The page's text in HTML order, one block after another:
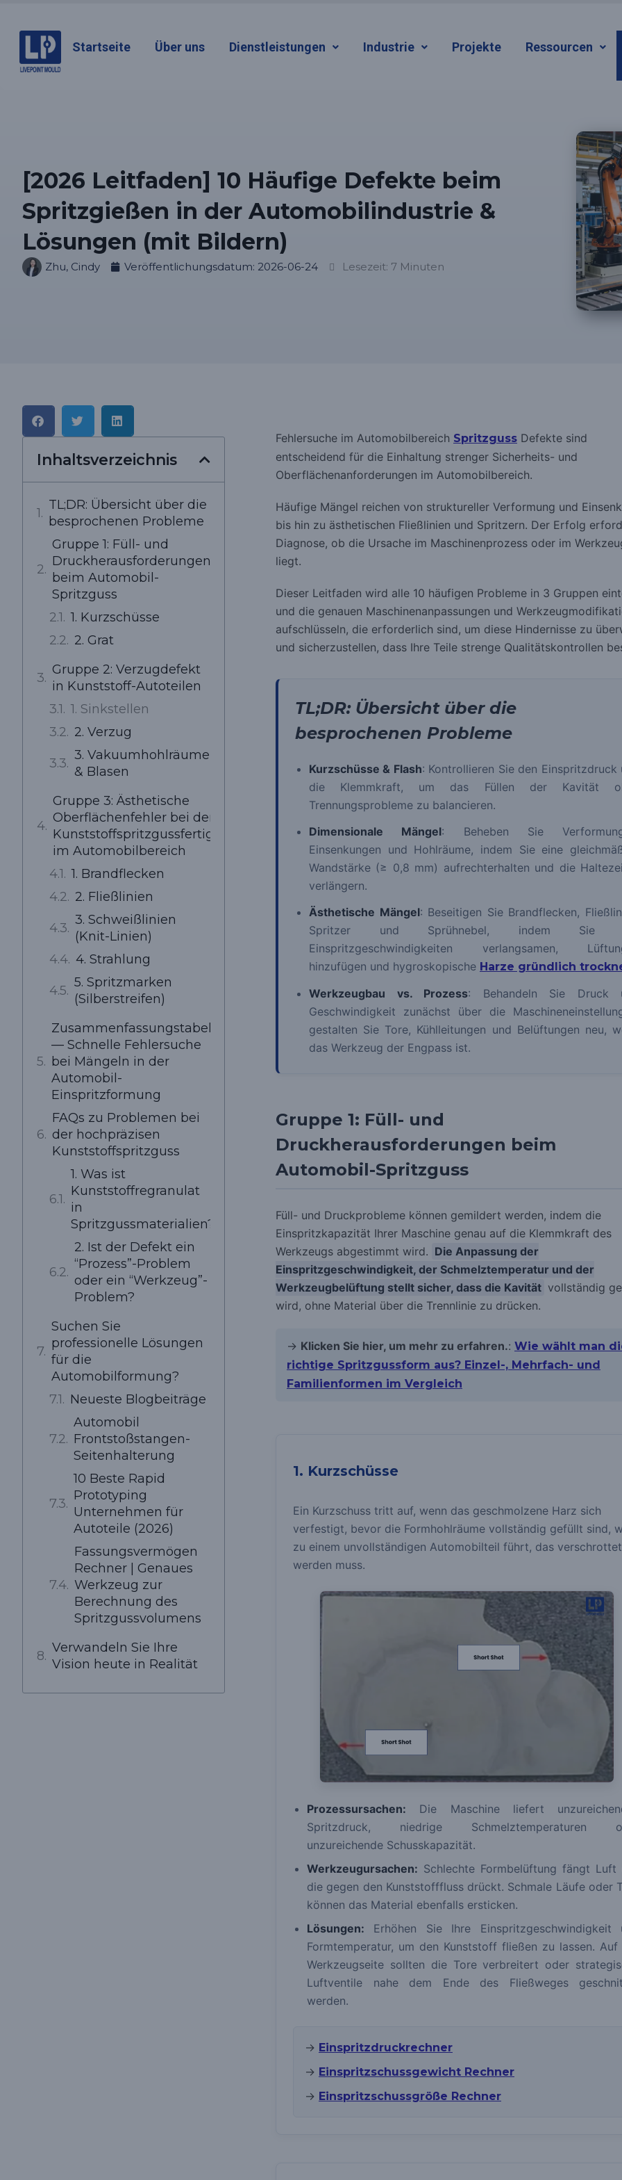
Startseite Über uns Dienstleistungen Industrie Projekte Ressourcen
[2026 Leitfaden] 10 Häufige Defekte beim
Spritzgießen in der Automobilindustrie &
Lösungen (mit Bildern)
Zhu, Cindy Veröffentlichungsdatum: 2026-06-24 Lesezeit: 7 Minuten
Inhaltsverzeichnis
TL;DR: Übersicht über die
besprochenen Probleme
Gruppe 1: Füll- und
Druckherausforderungen
beim Automobil-
Spritzguss
1. Kurzschüsse
2. Grat
Gruppe 2: Verzugdefekt
in Kunststoff-Autoteilen
1. Sinkstellen
2. Verzug
3. Vakuumhohlräume
& Blasen
Gruppe 3: Ästhetische
Oberflächenfehler bei der
Kunststoffspritzgussfertigung
im Automobilbereich
1. Brandflecken
2. Fließlinien
3. Schweißlinien
(Knit-Linien)
4. Strahlung
5. Spritzmarken
(Silberstreifen)
Zusammenfassungstabelle
— Schnelle Fehlersuche
bei Mängeln in der
Automobil-
Einspritzformung
FAQs zu Problemen bei
der hochpräzisen
Kunststoffspritzguss
1. Was ist
Kunststoffregranulat
in
Spritzgussmaterialien?
2. Ist der Defekt ein
“Prozess”-Problem
oder ein “Werkzeug”-
Problem?
Suchen Sie
professionelle Lösungen
für die
Automobilformung?
Neueste Blogbeiträge
Automobil
Frontstoßstangen-
Seitenhalterung
10 Beste Rapid
Prototyping
Unternehmen für
Autoteile (2026)
Fassungsvermögen
Rechner | Genaues
Werkzeug zur
Berechnung des
Spritzgussvolumens
Verwandeln Sie Ihre
Vision heute in Realität
Fehlersuche im Automobilbereich Spritzguss Defekte sind
entscheidend für die Einhaltung strenger Sicherheits- und
Oberflächenanforderungen im Automobilbereich.
Häufige Mängel reichen von struktureller Verformung und
bis hin zu ästhetischen Fließlinien und Spritzern. Der Erfolg
Diagnose, ob die Ursache im Maschinenprozess oder im
liegt.
Dieser Leitfaden wird alle 10 häufigen Probleme in 3 Gruppen
und die genauen Maschinenanpassungen und
aufschlüsseln, die erforderlich sind, um diese Hindernisse zu
und sicherzustellen, dass Ihre Teile strenge Qualitätskontrollen
TL;DR: Übersicht über die
besprochenen Probleme
Kurzschüsse & Flash: Kontrollieren Sie den Einspritzdruck
die Klemmkraft, um das Füllen der Kavität
Trennungsprobleme zu balancieren.
Dimensionale Mängel: Beheben Sie
Einsenkungen und Hohlräume, indem Sie eine
Wandstärke (≥ 0,8 mm) aufrechterhalten und die
verlängern.
Ästhetische Mängel: Beseitigen Sie Brandflecken,
Spritzer und Sprühnebel, indem Sie
Einspritzgeschwindigkeiten verlangsamen,
hinzufügen und hygroskopische Harze gründlich
Werkzeugbau vs. Prozess: Behandeln Sie Druck
Geschwindigkeit zunächst über die
gestalten Sie Tore, Kühlleitungen und Belüftungen neu,
das Werkzeug der Engpass ist.
Gruppe 1: Füll- und
Druckherausforderungen beim
Automobil-Spritzguss
Füll- und Druckprobleme können gemildert werden, indem die
Einspritzkapazität Ihrer Maschine genau auf die Klemmkraft des
Werkzeugs abgestimmt wird. Die Anpassung der
Einspritzgeschwindigkeit, der Schmelztemperatur und der
Werkzeugbelüftung stellt sicher, dass die Kavität vollständig
wird, ohne Material über die Trennlinie zu drücken.
→ Klicken Sie hier, um mehr zu erfahren.: Wie wählt man
richtige Spritzgussform aus? Einzel-, Mehrfach- und
Familienformen im Vergleich
1. Kurzschüsse
Ein Kurzschuss tritt auf, wenn das geschmolzene Harz sich
verfestigt, bevor die Formhohlräume vollständig gefüllt sind,
zu einem unvollständigen Automobilteil führt, das verschrottet
werden muss.
Prozessursachen: Die Maschine liefert
Spritzdruck, niedrige Schmelztemperaturen
unzureichende Schusskapazität.
Werkzeugursachen: Schlechte Formbelüftung fängt Luft
die gegen den Kunststofffluss drückt. Schmale Läufe oder
können das Material ebenfalls ersticken.
Lösungen: Erhöhen Sie Ihre Einspritzgeschwindigkeit
Formtemperatur, um den Kunststoff fließen zu lassen. Auf
Werkzeugseite sollten die Tore verbreitert oder
Luftventile nahe dem Ende des Fließweges
werden.
→ Einspritzdruckrechner
→ Einspritzschussgewicht Rechner
→ Einspritzschussgröße Rechner